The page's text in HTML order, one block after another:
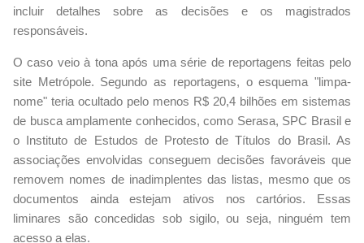
incluir detalhes sobre as decisões e os magistrados
responsáveis.
O caso veio à tona após uma série de reportagens feitas pelo
site Metrópole. Segundo as reportagens, o esquema "limpa-
nome" teria ocultado pelo menos R$ 20,4 bilhões em sistemas
de busca amplamente conhecidos, como Serasa, SPC Brasil e
o Instituto de Estudos de Protesto de Títulos do Brasil. As
associações envolvidas conseguem decisões favoráveis que
removem nomes de inadimplentes das listas, mesmo que os
documentos ainda estejam ativos nos cartórios. Essas
liminares são concedidas sob sigilo, ou seja, ninguém tem
acesso a elas.